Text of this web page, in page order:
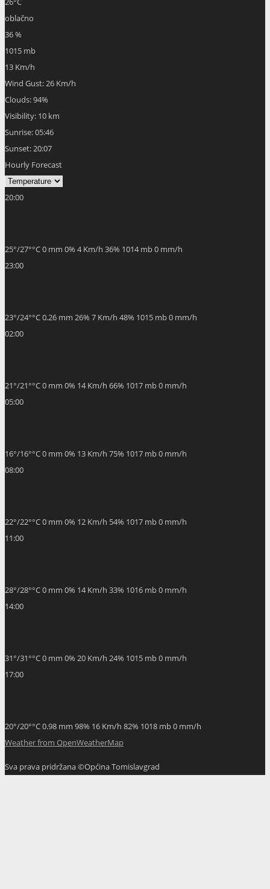
oblačno
36 %
1015 mb
13 Km/h
Wind Gust:26 Km/h
Clouds:94%
Visibility: 10 km
Sunrise:05:46
Sunset:20:07
Hourly Forecast
20:00
25°/27°°C0 mm 0% 4 Km/h 36% 1014 mb0 mm/h
23:00
23°/24°°C0.26 mm 26% 7 Km/h 48% 1015 mb0 mm/h
02:00
21°/21°°C0 mm 0% 14 Km/h 66% 1017 mb0 mm/h
05:00
16°/16°°C0 mm 0% 13 Km/h 75% 1017 mb0 mm/h
08:00
22°/22°°C0 mm 0% 12 Km/h 54% 1017 mb0 mm/h
11:00
28°/28°°C0 mm 0% 14 Km/h 33% 1016 mb0 mm/h
14:00
31°/31°°C0 mm 0% 20 Km/h 24% 1015 mb0 mm/h
17:00
20°/20°°C0.98 mm 98% 16 Km/h 82% 1018 mb0 mm/h
Weather from OpenWeatherMap
Sva prava pridržana ©Općina Tomislavgrad